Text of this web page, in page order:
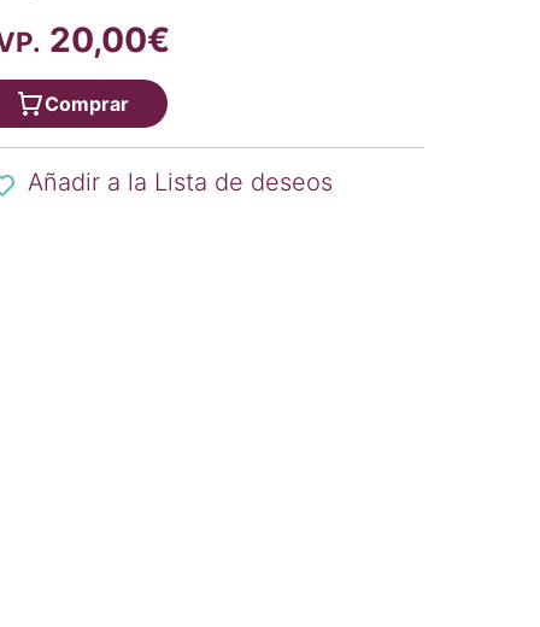
20,00€
Comprar
Añadir a la Lista de deseos